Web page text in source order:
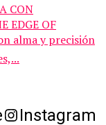
CON
EDGE OF
alma y precisión
Instagram